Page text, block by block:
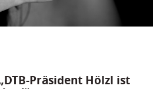
Präsident Hölzl ist